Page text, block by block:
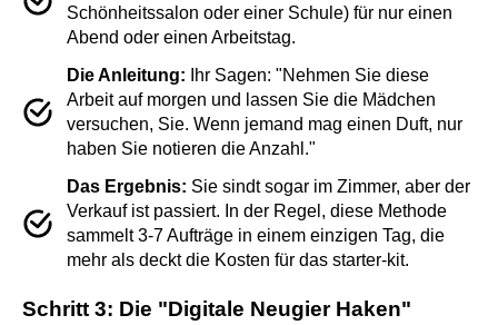
Schönheitssalon oder einer Schule) für nur einen
Abend oder einen Arbeitstag.
Die Anleitung:
Ihr Sagen: "Nehmen Sie diese
Arbeit auf morgen und lassen Sie die Mädchen
versuchen, Sie. Wenn jemand mag einen Duft, nur
haben Sie notieren die Anzahl."
Das Ergebnis: Sie sindt sogar im Zimmer, aber der
Verkauf ist passiert. In der Regel, diese Methode
sammelt 3-7 Aufträge in einem einzigen Tag, die
mehr als deckt die Kosten für das starter-kit.
Schritt 3: Die "Digitale Neugier Haken"